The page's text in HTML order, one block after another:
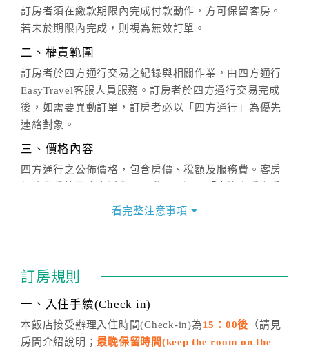
訂房者須在繳款期限內完成付款動作，方可保留客房。
若未於期限內完成，則視為無效訂單。
二、權責範圍
訂房者於四方通行交易之紀錄與相關作業，由四方通行
EasyTravel客服人員服務。訂房者於四方通行交易完成
後，如需要異動訂單，訂房者必以「四方通行」為優先
連絡對象。
三、價格內容
四方通行之公佈價格，包含房價、稅額及服務費。客房
價」之當日價格為標準。
話方式異動訂單。
※非客服時間之申辦異動，皆為次日計算及辦理。
五、客服時間
週一至週日，上午9:00～晚上6:00
看完整注意事項
訂房規則
一、入住手續(Check in)
本飯店接受辦理入住時間(Check-in)為15：00後 （請見
房間介紹說明；最晚保留時間(keep the room on the